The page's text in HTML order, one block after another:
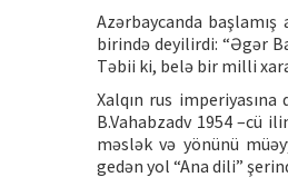
Azərbaycanda
birində deyilirdi: “Əgər
Təbii ki, belə bir milli
Xalqın rus
B.Vahabzadv 1954 –cü
məslək və yönünü
gedən yol “Ana dili”